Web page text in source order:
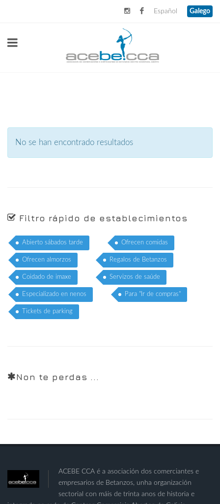
Español Galego
No se han encontrado resultados
Filtro rápido de establecimientos
Abierto sábados tarde Ofrecen comidas
Ofrecen almorzos Regalos de Betanzos
Coidado de imaxe Servizos de saúde
Especializado en nenos Para "Ir de compras"
Tickets de parking
Non te perdas ...
ACEBE CCA é a asociación dos comerciantes e
empresarios de Betanzos, unha organización
sectorial con máis de trinta anos de historia e